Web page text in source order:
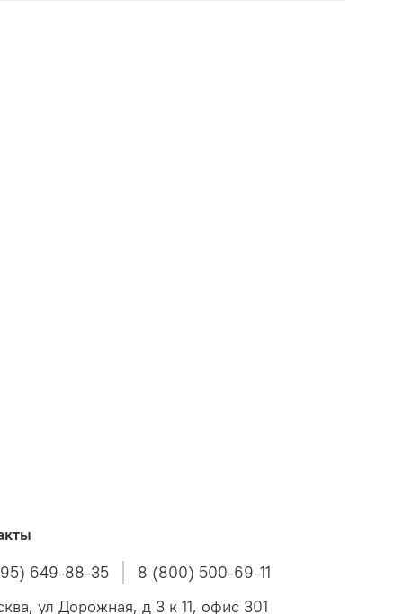
649-88-35
8 (800) 500-69-11
ул Дорожная, д 3 к 11, офис 301